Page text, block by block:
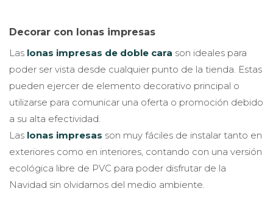
Decorar con lonas impresas
Las lonas impresas de doble cara son ideales para
poder ser vista desde cualquier punto de la tienda. Estas
pueden ejercer de elemento decorativo principal o
utilizarse para comunicar una oferta o promoción debido
a su alta efectividad.
Las lonas impresas son muy fáciles de instalar tanto en
exteriores como en interiores, contando con una versión
ecológica libre de PVC para poder disfrutar de la
Navidad sin olvidarnos del medio ambiente.